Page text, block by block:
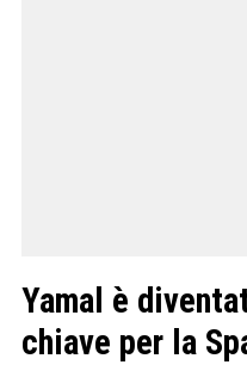
Yamal è
chiave per la